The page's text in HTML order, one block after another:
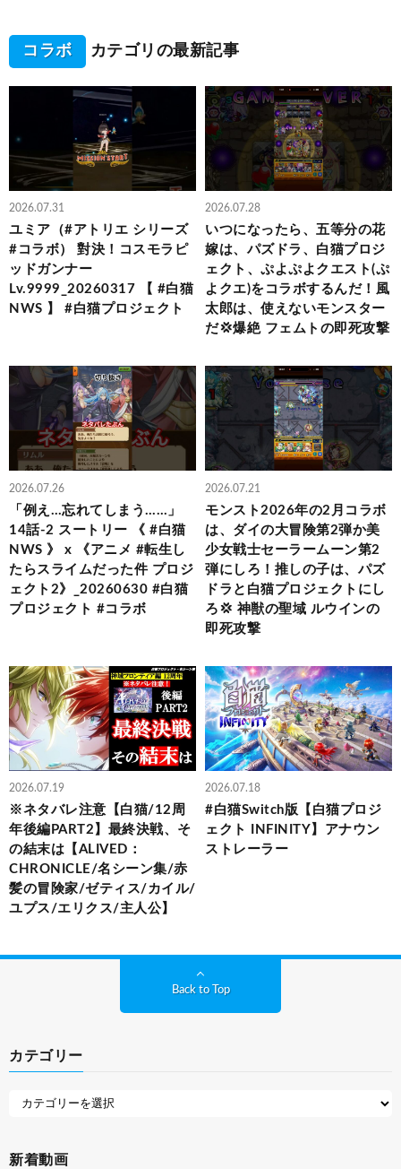
コラボ カテゴリの最新記事
2026.07.31
ユミア（#アトリエ シリーズ
#コラボ） 對決！コスモラピ
ッドガンナー
Lv.9999_20260317 【 #白猫
NWS 】 #白猫プロジェクト
2026.07.28
いつになったら、五等分の花
嫁は、パズドラ、白猫プロジ
ェクト、ぷよぷよクエスト(ぷ
よクエ)をコラボするんだ！風
太郎は、使えないモンスター
だ💢爆絶 フェムトの即死攻撃
2026.07.26
「例え…忘れてしまう……」
14話-2 スートリー 《 #白猫
NWS 》 x 《アニメ #転生し
たらスライムだった件 プロジ
ェクト2》_20260630 #白猫
プロジェクト #コラボ
2026.07.21
モンスト2026年の2月コラボ
は、ダイの大冒険第2弾か美
少女戦士セーラームーン第2
弾にしろ！推しの子は、パズ
ドラと白猫プロジェクトにし
ろ💢 神獣の聖域 ルウインの
即死攻撃
2026.07.19
※ネタバレ注意【白猫/12周
年後編PART2】最終決戦、そ
の結末は【ALIVED：
CHRONICLE/名シーン集/赤
髪の冒険家/ゼティス/カイル/
ユプス/エリクス/主人公】
2026.07.18
#白猫Switch版【白猫プロジ
ェクト INFINITY】アナウン
ストレーラー
Back to Top
カテゴリー
新着動画